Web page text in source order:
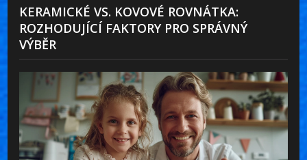
KERAMICKÉ VS. KOVOVÉ ROVNÁTKA:
ROZHODUJÍCÍ FAKTORY PRO SPRÁVNÝ
VÝBĚR